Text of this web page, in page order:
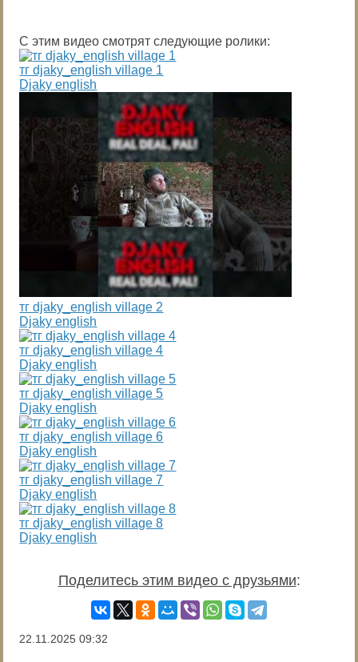
С этим видео смотрят следующие ролики:
тг djaky_english village 1
Djaky english
тг djaky_english village 2
Djaky english
тг djaky_english village 4
Djaky english
тг djaky_english village 5
Djaky english
тг djaky_english village 6
Djaky english
тг djaky_english village 7
Djaky english
тг djaky_english village 8
Djaky english
Поделитесь этим видео с друзьями:
22.11.2025 09:32